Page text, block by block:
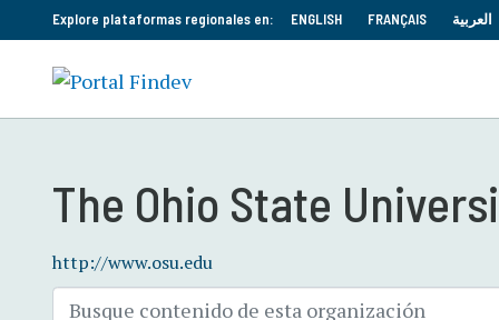
Explore plataformas regionales en: ENGLISH FRANÇAIS العربية
The Ohio State
http://www.osu.edu